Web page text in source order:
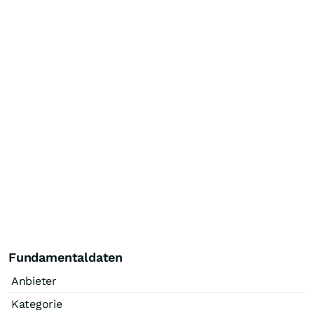
Fundamentaldaten
Anbieter
Kategorie